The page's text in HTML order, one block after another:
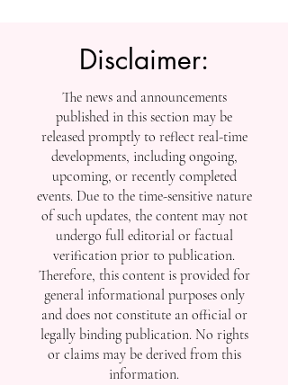
Disclaimer:
The news and announcements
published in this section may be
released promptly to reflect real-time
developments, including ongoing,
upcoming, or recently completed
events. Due to the time-sensitive nature
of such updates, the content may not
undergo full editorial or factual
verification prior to publication.
Therefore, this content is provided for
general informational purposes only
and does not constitute an official or
legally binding publication. No rights
or claims may be derived from this
information.